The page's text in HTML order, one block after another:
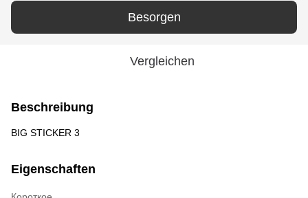
Besorgen
Vergleichen
Beschreibung
BIG STICKER 3
Eigenschaften